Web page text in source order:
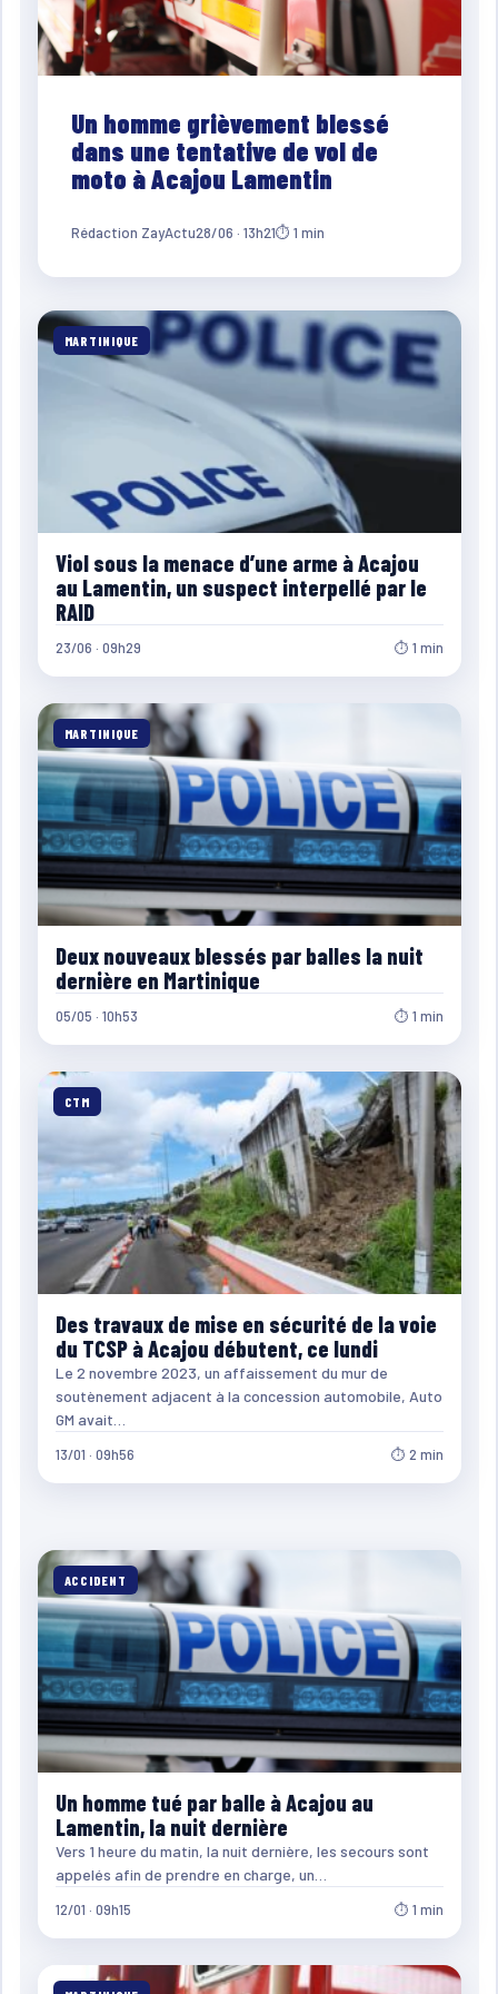
Un homme grièvement blessé
dans une tentative de vol de
moto à Acajou Lamentin
Rédaction ZayActu28/06 · 13h21⏱ 1 min
MARTINIQUE
Viol sous la menace d’une arme à Acajou
au Lamentin, un suspect interpellé par le
RAID
23/06 · 09h29 ⏱ 1 min
MARTINIQUE
Deux nouveaux blessés par balles la nuit
dernière en Martinique
05/05 · 10h53 ⏱ 1 min
CTM
Des travaux de mise en sécurité de la voie
du TCSP à Acajou débutent, ce lundi
Le 2 novembre 2023, un affaissement du mur de
soutènement adjacent à la concession automobile, Auto
GM avait…
13/01 · 09h56 ⏱ 2 min
ACCIDENT
Un homme tué par balle à Acajou au
Lamentin, la nuit dernière
Vers 1 heure du matin, la nuit dernière, les secours sont
appelés afin de prendre en charge, un…
12/01 · 09h15 ⏱ 1 min